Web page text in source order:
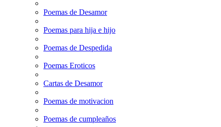
Poemas de Desamor
Poemas para hija e hijo
Poemas de Despedida
Poemas Eroticos
Cartas de Desamor
Poemas de motivacion
Poemas de cumpleaños